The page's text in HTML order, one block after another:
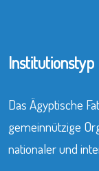
Institutionstyp
Das Ägyptische
gemeinnützige
nationaler und